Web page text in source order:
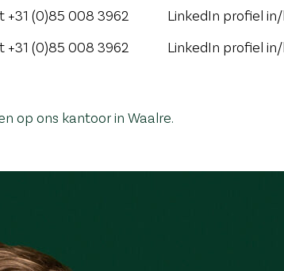
+31 (0)85 008 3962 LinkedIn profiel
+31 (0)85 008 3962 LinkedIn profiel
op ons kantoor in Waalre.